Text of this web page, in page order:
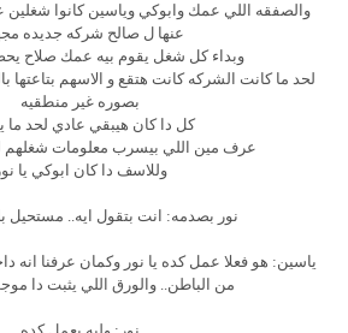
والصفقه اللي عمك وابوكي وياسين كانوا شغلين
عنها ل صالح شركه جديده
وبداء كل شغل يقوم بيه عمك صلاح
لحد ما كانت الشركه كانت هتقع و الاسهم بتاعتها
بصوره غير منطقيه
كل دا كان هيبقي عادي لحد ما
عرف مين اللي بيسرب معلومات شغلهم
وللاسف دا كان ابوكي يا نور
نور بصدمه: انت بتقول ايه.. مستحيل
ياسين: هو فعلا عمل كده يا نور وكمان عرفنا
من الباطن.. والورق اللي يثبت دا